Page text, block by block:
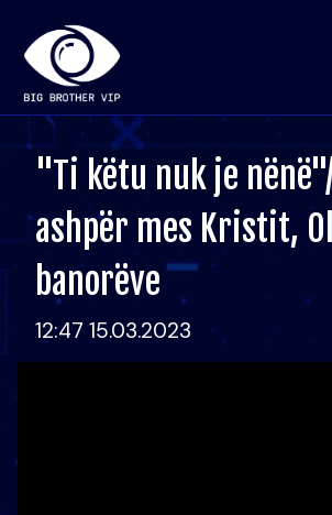
"Ti këtu nuk je
ashpër mes Kristit,
banorëve
12:47 15.03.2023